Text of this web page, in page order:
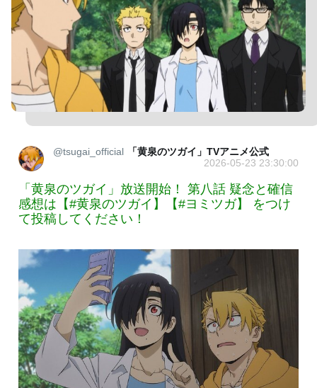
@tsugai_official
「黄泉のツガイ」TVアニメ公式
2026-05-23 23:30:00
「黄泉のツガイ」放送開始！ 第八話 疑念と確信
感想は【#黄泉のツガイ】【#ヨミツガ】 をつけ
て投稿してください！